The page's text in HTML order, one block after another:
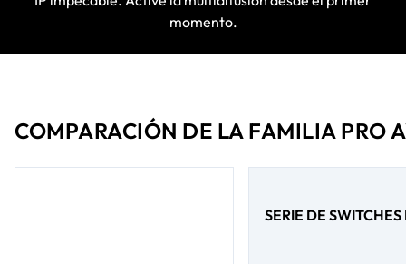
momento.
COMPARACIÓN DE LA FAMILIA PRO
SERIE DE